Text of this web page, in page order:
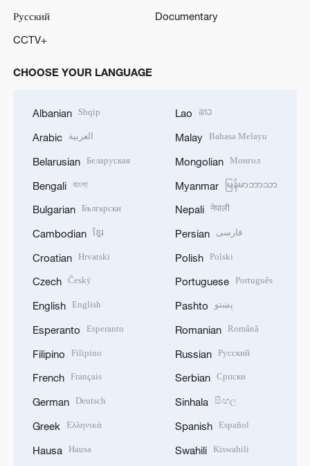
Русский
Documentary
CCTV+
CHOOSE YOUR LANGUAGE
Albanian Shqip
Arabic العربية
Belarusian Беларуская
Bengali বাংলা
Bulgarian Български
Cambodian ខ្មែរ
Croatian Hrvatski
Czech Český
English English
Esperanto Esperanto
Filipino Filipino
French Français
German Deutsch
Greek Ελληνικά
Hausa Hausa
Lao ລາວ
Malay Bahasa Melayu
Mongolian Монгол
Myanmar မြန်မာဘာသာ
Nepali नेपाली
Persian فارسی
Polish Polski
Portuguese Português
Pashto پښتو
Romanian Română
Russian Русский
Serbian Српски
Sinhala සිංහල
Spanish Español
Swahili Kiswahili